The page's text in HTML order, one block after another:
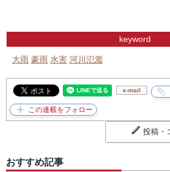
keyword
大雨 豪雨 水害 河川氾濫
e-mail
投稿・
おすすめ記事